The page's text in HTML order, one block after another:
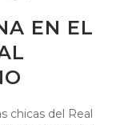
EN EL
chicas del Real